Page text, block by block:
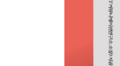
이미지 생성
이미지 생성
초보자에게
마이크로소